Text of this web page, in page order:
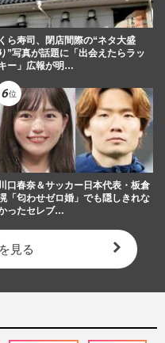
くら寿司、閉店間際の“ネタ大盛
り”写真が話題に「出会えたらラッ
ー」広報が明…
川口春奈＆サッカー日本代表・板倉
「匂わせゼロ婚」でも隠しきれな
ったセレブ…
見る